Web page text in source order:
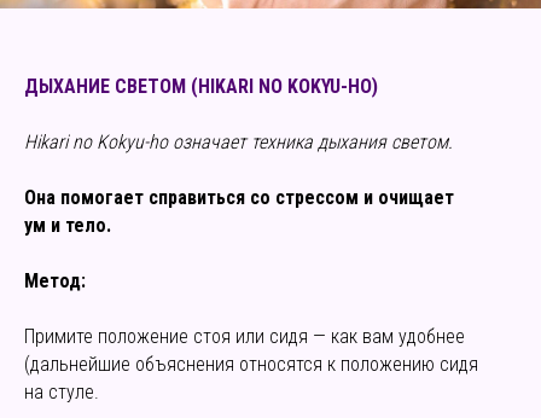
ДЫХАНИЕ СВЕТОМ (HIKARI NO KOKYU-HO)
Hikari no Kokyu-ho означает техника дыхания светом.
Она помогает справиться со стрессом и очищает
ум и тело.
Метод:
Примите положение стоя или сидя — как вам удобнее
(дальнейшие объяснения относятся к положению сидя
на стуле.